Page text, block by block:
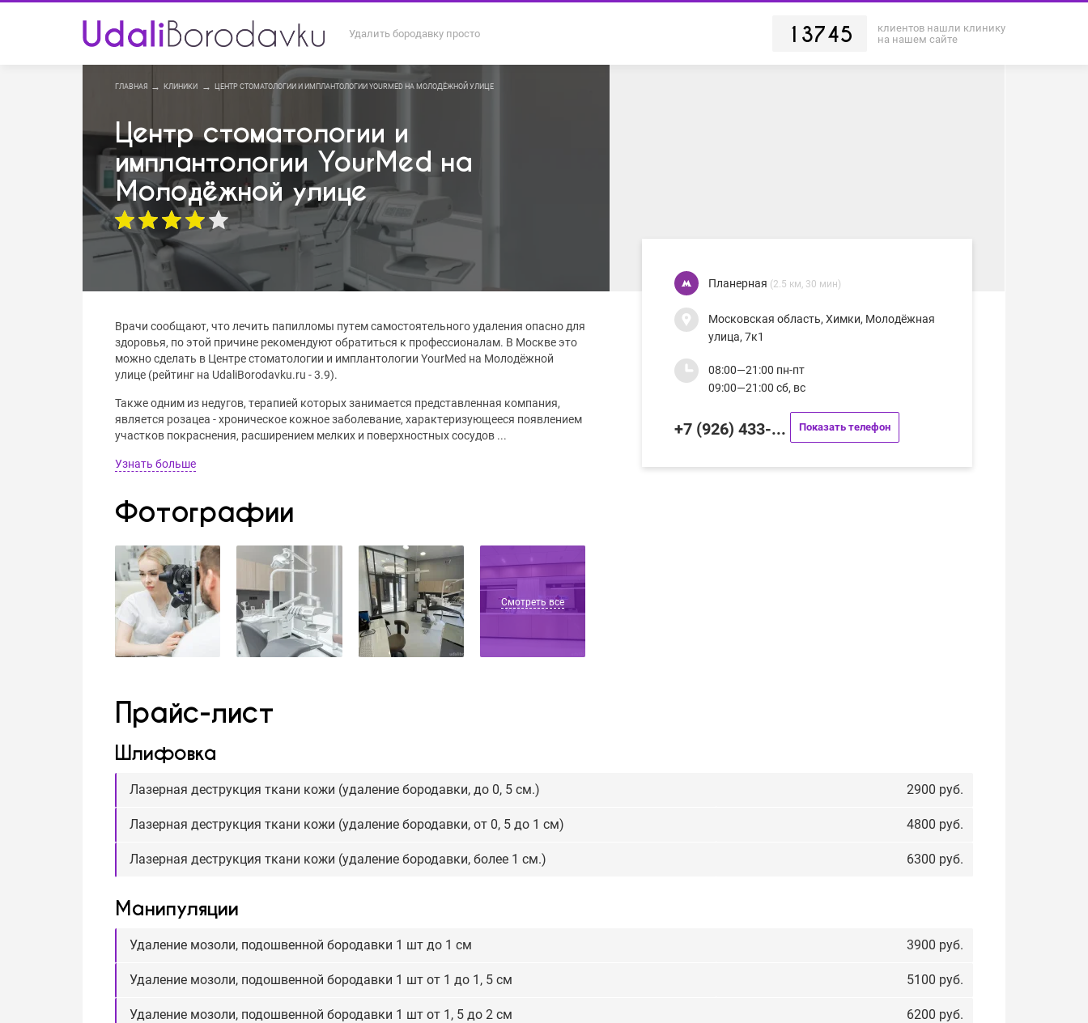
Удалить бородавку просто 13745
клиентов нашли клинику
на нашем сайте
ГЛАВНАЯ КЛИНИКИ ЦЕНТР СТОМАТОЛОГИИ И ИМПЛАНТОЛОГИИ YOURMED НА МОЛОДЁЖНОЙ УЛИЦЕ
Центр стоматологии и
имплантологии YourMed на
Молодёжной улице
Планерная (2.5 км, 30 мин)
Московская область, Химки, Молодёжная
улица, 7к1
08:00—21:00 пн-пт
09:00—21:00 сб, вс
+7 (926) 433-... Показать телефон
Врачи сообщают, что лечить папилломы путем самостоятельного удаления опасно для
здоровья, по этой причине рекомендуют обратиться к профессионалам. В Москве это
можно сделать в Центре стоматологии и имплантологии YourMed на Молодёжной
улице (рейтинг на UdaliBorodavku.ru - 3.9).
Также одним из недугов, терапией которых занимается представленная компания,
является розацеа - хроническое кожное заболевание, характеризующееся появлением
участков покраснения, расширением мелких и поверхностных сосудов ...
Узнать больше
Фотографии
Смотреть все
Прайс-лист
Шлифовка
Лазерная деструкция ткани кожи (удаление бородавки, до 0, 5 см.) 2900 руб.
Лазерная деструкция ткани кожи (удаление бородавки, от 0, 5 до 1 см) 4800 руб.
Лазерная деструкция ткани кожи (удаление бородавки, более 1 см.) 6300 руб.
Манипуляции
Удаление мозоли, подошвенной бородавки 1 шт до 1 см 3900 руб.
Удаление мозоли, подошвенной бородавки 1 шт от 1 до 1, 5 см 5100 руб.
Удаление мозоли, подошвенной бородавки 1 шт от 1, 5 до 2 см 6200 руб.